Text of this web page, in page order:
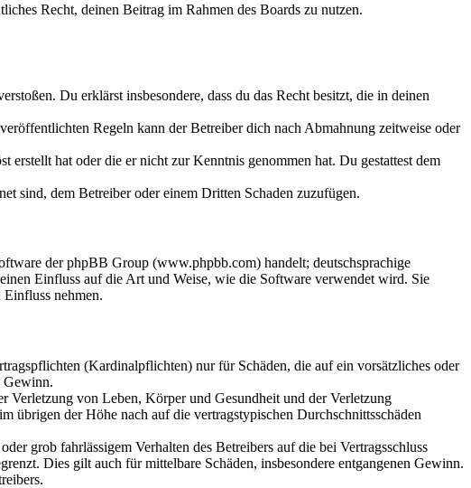
Recht, deinen Beitrag im Rahmen des Boards zu nutzen.
Du erklärst insbesondere, dass du das Recht besitzt, die in deinen
Regeln kann der Betreiber dich nach Abmahnung zeitweise oder
hat oder die er nicht zur Kenntnis genommen hat. Du gestattest dem
sind, dem Betreiber oder einem Dritten Schaden zuzufügen.
der phpBB Group (www.phpbb.com) handelt; deutschsprachige
Einfluss auf die Art und Weise, wie die Software verwendet wird. Sie
nehmen.
(Kardinalpflichten) nur für Schäden, die auf ein vorsätzliches oder
Gewinn.
Verletzung von Leben, Körper und Gesundheit und der Verletzung
übrigen der Höhe nach auf die vertragstypischen Durchschnittsschäden
grob fahrlässigem Verhalten des Betreibers auf die bei Vertragsschluss
Dies gilt auch für mittelbare Schäden, insbesondere entgangenen Gewinn.